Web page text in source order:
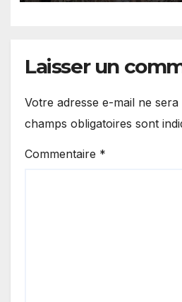
Laisser un
Votre adresse e-mail ne sera
champs obligatoires sont
Commentaire *